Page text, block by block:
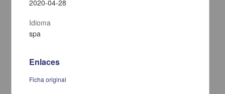
felicitándolo por el triunfo de la causa
2020-04-28
Idioma
spa
Enlaces
Ficha original